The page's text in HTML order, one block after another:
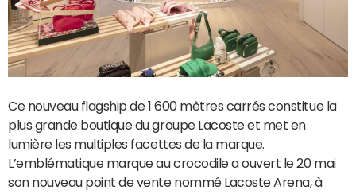
Ce nouveau flagship de 1 600 mètres carrés constitue la
plus grande boutique du groupe Lacoste et met en
lumière les multiples facettes de la marque.
L’emblématique marque au crocodile a ouvert le 20 mai
son nouveau point de vente nommé Lacoste Arena, à